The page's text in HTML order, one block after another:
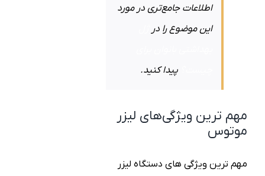
اطلاعات جامع‌تری در مورد
این موضوع را در
پیدا کنید.
مهم ترین ویژگی‌های لیزر
موتوس
مهم ترین ویژگی های دستگاه لیزر